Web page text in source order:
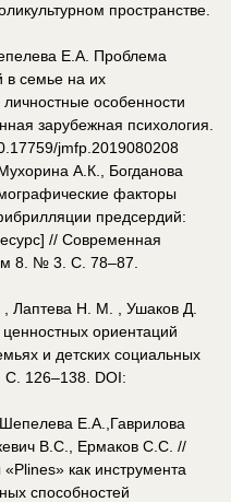
пространстве.
Е.А. Проблема
в семье на их
особенности
зарубежная психология.
jmfp.2019080208
А.К., Богданова
факторы
предсердий:
// Современная
8. № 3. С. 78–87.
Лаптева Н. М. , Ушаков Д.
ориентаций
и детских социальных
126–138. DOI:
Е.А.,Гаврилова
В.С., Ермаков С.С. //
как инструмента
способностей